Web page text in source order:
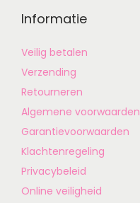
Informatie
Veilig betalen
Verzending
Retourneren
Algemene voorwaarden
Garantievoorwaarden
Klachtenregeling
Privacybeleid
Online veiligheid